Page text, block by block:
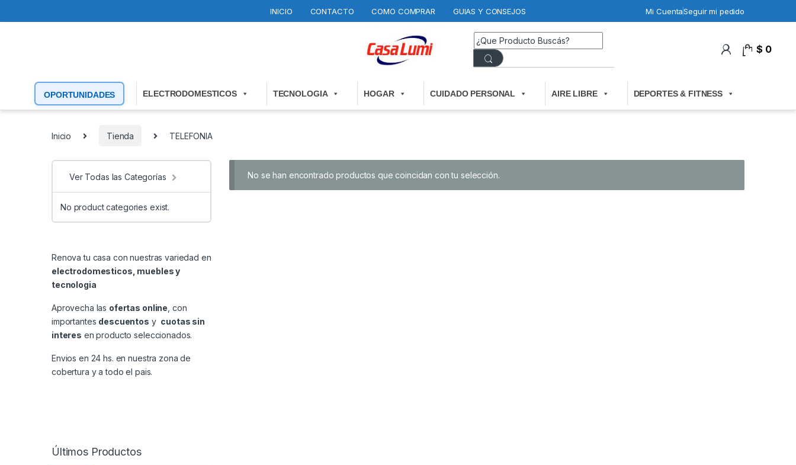
INICIO CONTACTO COMO COMPRAR GUIAS Y CONSEJOS Mi CuentaSeguir mi pedido
$ 0
OPORTUNIDADES ELECTRODOMESTICOS TECNOLOGIA HOGAR CUIDADO PERSONAL AIRE LIBRE DEPORTES & FITNESS
Inicio Tienda TELEFONIA
No se han encontrado productos que coincidan con tu selección.
Ver Todas las Categorías
No product categories exist.
Renova tu casa con nuestras variedad en
electrodomesticos, muebles y
tecnologia
Aprovecha las ofertas online , con
importantes descuentos y cuotas sin
interes en producto seleccionados.
Envios en 24 hs. en nuestra zona de
cobertura y a todo el pais.
Últimos Productos